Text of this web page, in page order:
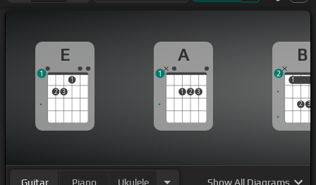
señor por derramar esa preciosa
por darme una vida y vida en abundancia
porque yo no
sé cuántos aquí gozan su vida[F#]
pero yo la gozo
[F#m]
en cristo jesús se debe a mi maestro
[C#m]
cuántos
E
2 3
1
1
A
1 2 3
1
B
1
2 3
1
2
Guitar Piano Ukulele ShowAll Diagrams